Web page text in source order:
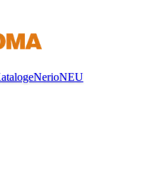
NerioNEU